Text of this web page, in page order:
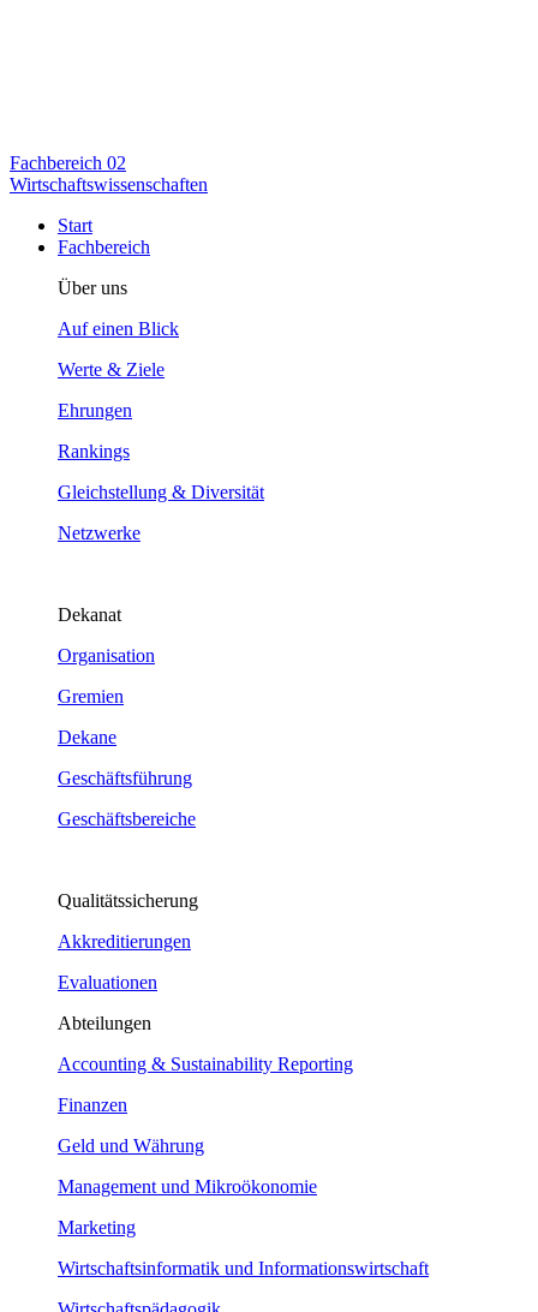
Fachbereich 02
Wirtschaftswissenschaften
Start
Fachbereich
Über uns
Auf einen Blick
Werte & Ziele
Ehrungen
Rankings
Gleichstellung & Diversität
Netzwerke
Dekanat
Organisation
Gremien
Dekane
Geschäftsführung
Geschäftsbereiche
Qualitätssicherung
Akkreditierungen
Evaluationen
Abteilungen
Accounting & Sustainability Reporting
Finanzen
Geld und Währung
Management und Mikroökonomie
Marketing
Wirtschaftsinformatik und Informationswirtschaft